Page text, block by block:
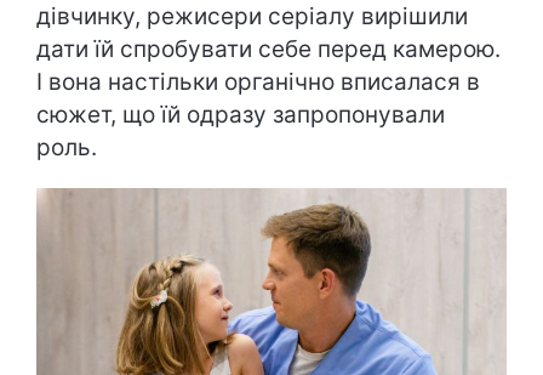
дівчинку, режисери серіалу вирішили
дати їй спробувати себе перед камерою.
І вона настільки органічно вписалася в
сюжет, що їй одразу запропонували
роль.